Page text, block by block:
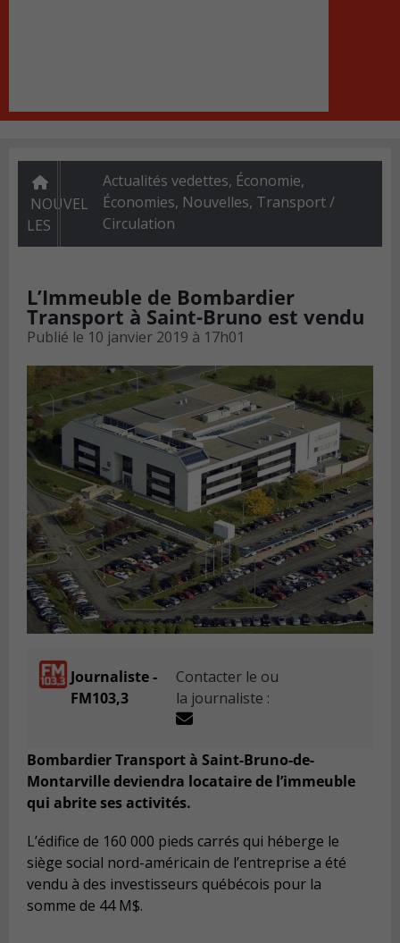
NOUVEL
LES
Actualités vedettes, Économie,
Économies, Nouvelles, Transport /
Circulation
L’Immeuble de Bombardier
Transport à Saint-Bruno est vendu
Publié le 10 janvier 2019 à 17h01
Journaliste -
FM103,3
Contacter le ou
la journaliste :
Bombardier Transport à Saint-Bruno-de-
Montarville deviendra locataire de l’immeuble
qui abrite ses activités.
L’édifice de 160 000 pieds carrés qui héberge le
siège social nord-américain de l’entreprise a été
vendu à des investisseurs québécois pour la
somme de 44 M$.